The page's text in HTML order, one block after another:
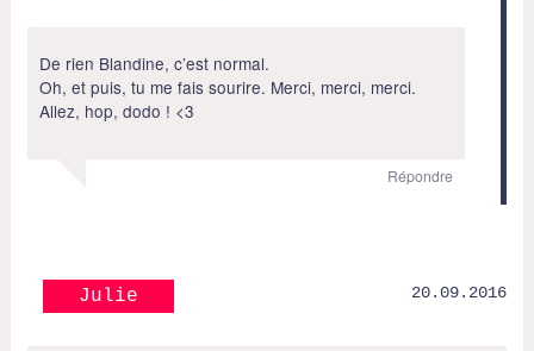
De rien Blandine, c’est normal.
Oh, et puis, tu me fais sourire. Merci, merci, merci.
Allez, hop, dodo ! <3
Répondre
Julie 20.09.2016